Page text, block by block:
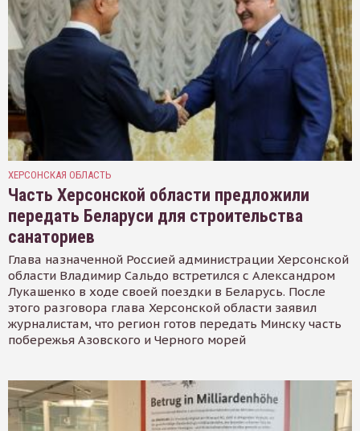
ХЕРСОНСКАЯ ОБЛАСТЬ
Часть Херсонской области предложили
передать Беларуси для строительства
санаториев
Глава назначенной Россией администрации Херсонской
области Владимир Сальдо встретился с Александром
Лукашенко в ходе своей поездки в Беларусь. После
этого разговора глава Херсонской области заявил
журналистам, что регион готов передать Минску часть
побережья Азовского и Черного морей